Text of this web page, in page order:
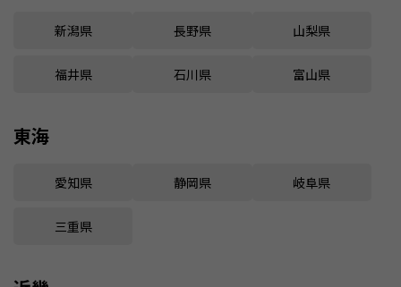
新潟県 長野県 山梨県
福井県 石川県 富山県
東海
愛知県 静岡県 岐阜県
三重県